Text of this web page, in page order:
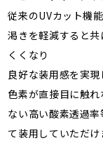
従来のUVカット機
渇きを軽減すると
くくなり
良好な装用感を実現
色素が直接目に触
ない高い酸素透過
て装用していただけ